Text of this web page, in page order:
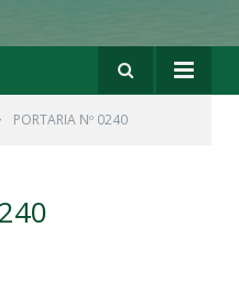
PORTARIA Nº 0240